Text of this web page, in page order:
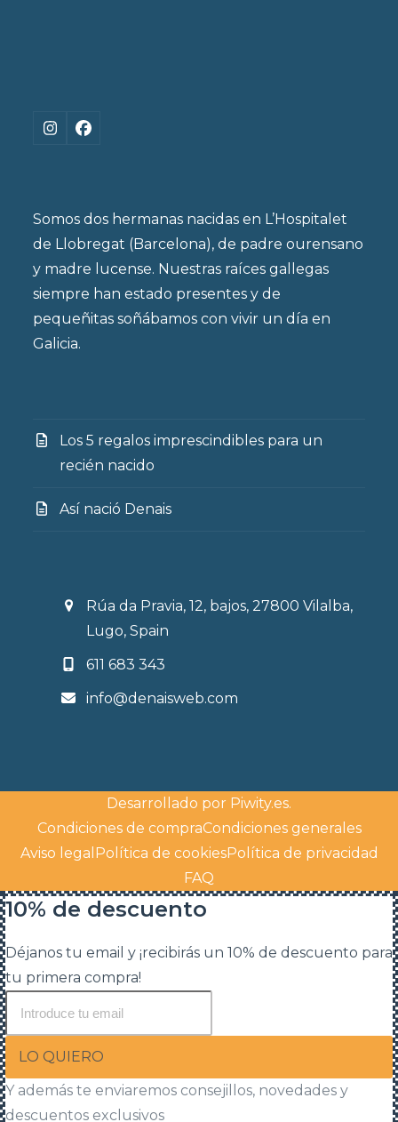
Instagram
Facebook
Somos dos hermanas nacidas en L’Hospitalet
de Llobregat (Barcelona), de padre ourensano
y madre lucense. Nuestras raíces gallegas
siempre han estado presentes y de
pequeñitas soñábamos con vivir un día en
Galicia.
Los 5 regalos imprescindibles para un
recién nacido
Así nació Denais
Rúa da Pravia, 12, bajos, 27800 Vilalba,
Lugo, Spain
611 683 343
info@denaisweb.com
Desarrollado por Piwity.es.
Condiciones de compraCondiciones generales
Aviso legal Política de cookiesPolítica de privacidad
FAQ
10% de descuento
Déjanos tu email y ¡recibirás un 10% de descuento para
tu primera compra!
LO QUIERO
Y además te enviaremos consejillos, novedades y
descuentos exclusivos